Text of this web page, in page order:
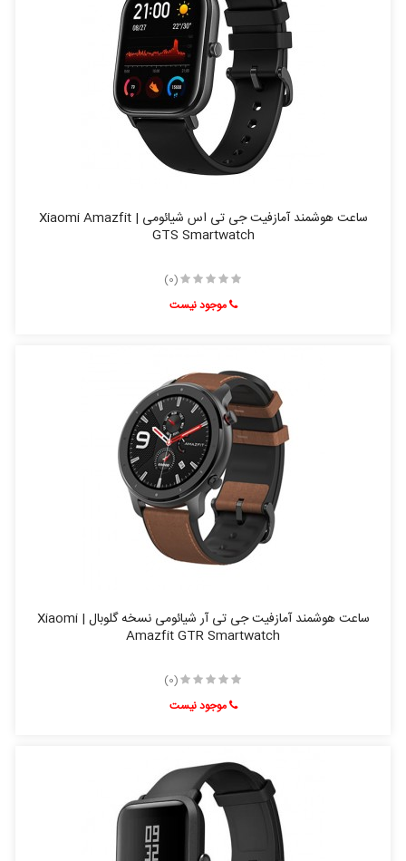
ساعت هوشمند آمازفیت جی تی اس شیائومی | Xiaomi Amazfit
GTS Smartwatch
(0)
موجود نیست
ساعت هوشمند آمازفیت جی تی آر شیائومی نسخه گلوبال | Xiaomi
Amazfit GTR Smartwatch
(0)
موجود نیست